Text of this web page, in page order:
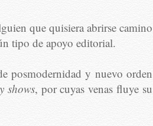
que quisiera abrirse camino
tipo de apoyo editorial.
posmodernidad y nuevo orden
shows, por cuyas venas fluye su